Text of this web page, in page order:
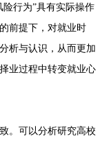
行为”具有实际操作
前提下，对就业时
析与认识，从而更加
业过程中转变就业心
。可以分析研究高校